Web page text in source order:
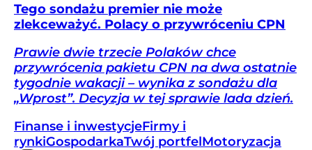
Tego sondażu premier nie może
zlekceważyć. Polacy o przywróceniu CPN
Prawie dwie trzecie Polaków chce
przywrócenia pakietu CPN na dwa ostatnie
tygodnie wakacji – wynika z sondażu dla
„Wprost”. Decyzja w tej sprawie lada dzień.
Finanse i inwestycjeFirmy i
rynkiGospodarkaTwój portfelMotoryzacja